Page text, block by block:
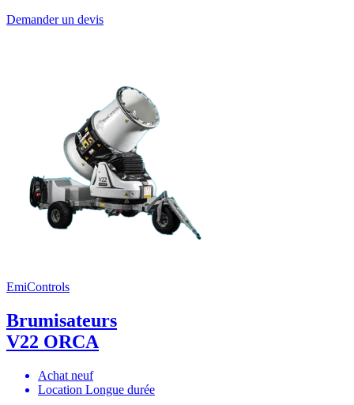
Demander un devis
EmiControls
Brumisateurs
V22 ORCA
Achat neuf
Location Longue durée